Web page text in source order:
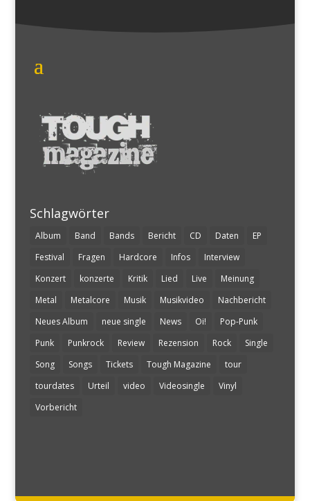
Schlagwörter
Album Band Bands Bericht CD Daten
EP
Festival
Fragen Hardcore Infos
Interview
Konzert
konzerte Kritik Lied Live
Meinung
Metal
Metalcore Musik Musikvideo
Nachbericht
Neues Album
neue single News Oi!
Pop-Punk
Punk
Punkrock Review Rezension Rock
Single
Song
Songs Tickets Tough Magazine
tour
tourdates
Urteil video Videosingle
Vinyl
Vorbericht